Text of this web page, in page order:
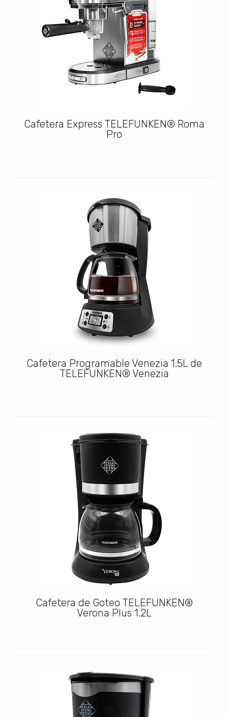
Cafetera Express TELEFUNKEN® Roma
Pro
Cafetera Programable Venezia 1.5L de
TELEFUNKEN® Venezia
Cafetera de Goteo TELEFUNKEN®
Verona Plus 1.2L